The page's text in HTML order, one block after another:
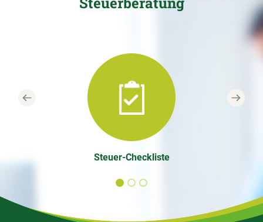
Steuer-Checkliste
Previous Next